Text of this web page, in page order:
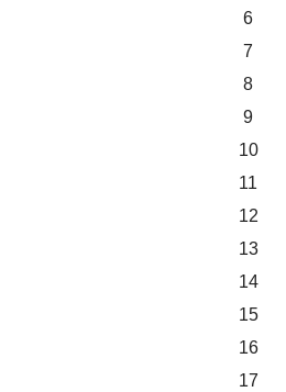
6
7
8
9
10
11
12
13
14
15
16
17